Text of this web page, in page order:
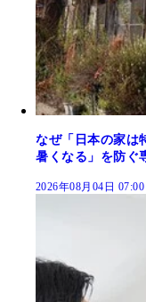
なぜ「日本の家
暑くなる」を防ぐ
2026年08月04日 07:00